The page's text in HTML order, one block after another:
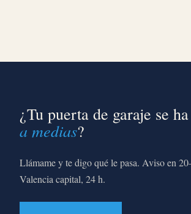
¿Tu puerta de garaje se
a medias?
Llámame y te digo qué le pasa. Aviso en
Valencia capital, 24 h.